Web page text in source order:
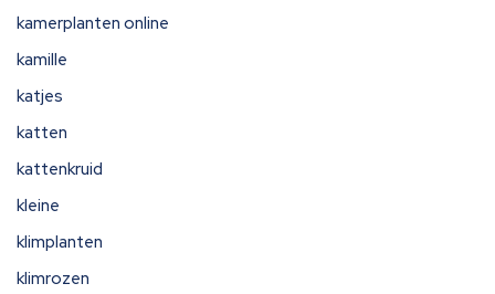
kamerplanten online
kamille
katjes
katten
kattenkruid
kleine
klimplanten
klimrozen